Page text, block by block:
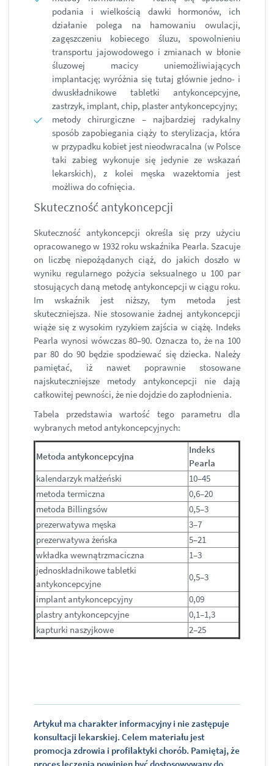
podania i wielkością dawki hormonów, ich
działanie polega na hamowaniu owulacji,
zagęszczeniu kobiecego śluzu, spowolnieniu
transportu jajowodowego i zmianach w błonie
śluzowej macicy uniemożliwiających
implantację; wyróżnia się tutaj głównie jedno- i
dwuskładnikowe tabletki antykoncepcyjne,
zastrzyk, implant, chip, plaster antykoncepcyjny;
metody chirurgiczne – najbardziej radykalny
sposób zapobiegania ciąży to sterylizacja, która
w przypadku kobiet jest nieodwracalna (w Polsce
taki zabieg wykonuje się jedynie ze wskazań
lekarskich), z kolei męska wazektomia jest
możliwa do cofnięcia.
Skuteczność antykoncepcji
Skuteczność antykoncepcji określa się przy użyciu
opracowanego w 1932 roku wskaźnika Pearla. Szacuje
on liczbę niepożądanych ciąż, do jakich doszło w
wyniku regularnego pożycia seksualnego u 100 par
stosujących daną metodę antykoncepcji w ciągu roku.
Im wskaźnik jest niższy, tym metoda jest
skuteczniejsza. Nie stosowanie żadnej antykoncepcji
wiąże się z wysokim ryzykiem zajścia w ciążę. Indeks
Pearla wynosi wówczas 80–90. Oznacza to, że na 100
par 80 do 90 będzie spodziewać się dziecka. Należy
pamiętać, iż nawet poprawnie stosowane
najskuteczniejsze metody antykoncepcji nie dają
całkowitej pewności, że nie dojdzie do zapłodnienia.
Tabela przedstawia wartość tego parametru dla
wybranych metod antykoncepcyjnych:
Metoda antykoncepcyjna
Indeks
Pearla
kalendarzyk małżeński
10–45
metoda termiczna
0,6–20
metoda Billingsów
0,5–3
prezerwatywa męska
3–7
prezerwatywa żeńska
5–21
wkładka wewnątrzmaciczna
1–3
jednoskładnikowe tabletki
antykoncepcyjne
0,5–3
implant antykoncepcyjny
0,09
plastry antykoncepcyjne
0,1–1,3
kapturki naszyjkowe
2–25
Artykuł ma charakter informacyjny i nie zastępuje
konsultacji lekarskiej. Celem materiału jest
promocja zdrowia i profilaktyki chorób. Pamiętaj, że